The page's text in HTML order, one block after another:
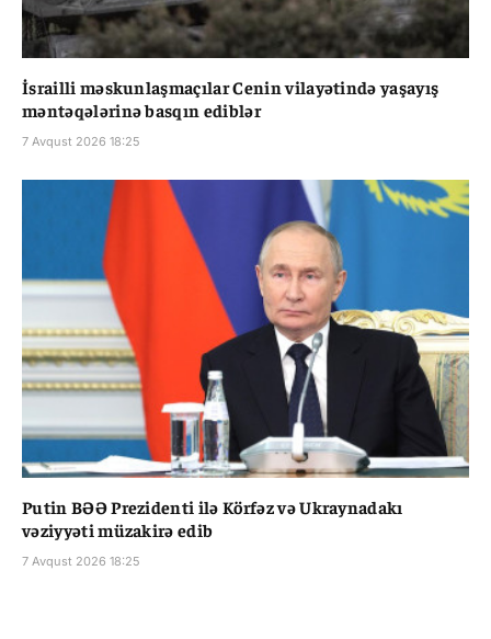
İsrailli məskunlaşmaçılar Cenin vilayətində yaşayış
məntəqələrinə basqın ediblər
7 Avqust 2026 18:25
Putin BƏƏ Prezidenti ilə Körfəz və Ukraynadakı
vəziyyəti müzakirə edib
7 Avqust 2026 18:25